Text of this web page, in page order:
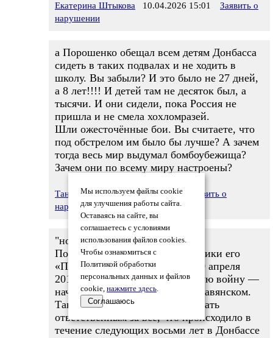
Екатерина Штыкова 10.04.2026 15:01
Заявить о
нарушении
а Порошенко обещал всем детям Донбасса
сидеть в таких подвалах и не ходить в
школу. Вы забыли? И это было не 27 дней,
а 8 лет!!!! И детей там не десяток был, а
тысячи. И они сидели, пока Россия не
пришла и не смела хохломразей.
Шли ожесточённые бои. Вы считаете, что
под обстрелом им было бы лучше? А зачем
тогда весь мир выдумал бомбоубежища?
Зачем они по всему миру настроены?
Таня Белова10.04.2026 21:59
Заявить о
нарушении
"но войну-то начал Россия"
По словам Яроша, именно боевики его
«Правого сектора» в ночь на 20 апреля
2014 года развязали гражданскую войну —
начали боевые действия под Славянском.
Таким образом, его можно считать
ответственным за всё, что происходило в
течение следующих восьми лет в Донбассе
Мы используем файлы cookie
для улучшения работы сайта.
Оставаясь на сайте, вы
соглашаетесь с условиями
использования файлов cookies.
Чтобы ознакомиться с
Политикой обработки
персональных данных и файлов
cookie, нажмите здесь.
Соглашаюсь